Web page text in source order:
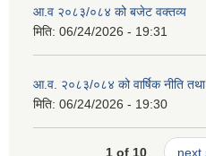
आ.व २०८३/०८४ को बजेट वक्तव्य
मिति: 06/24/2026 - 19:31
आ.व. २०८३/०८४ को वार्षिक नीति तथा
मिति: 06/24/2026 - 19:30
1 of 10 next